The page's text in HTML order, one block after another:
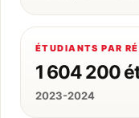
ÉTUDIANTS PAR
1 604 200
2023-2024